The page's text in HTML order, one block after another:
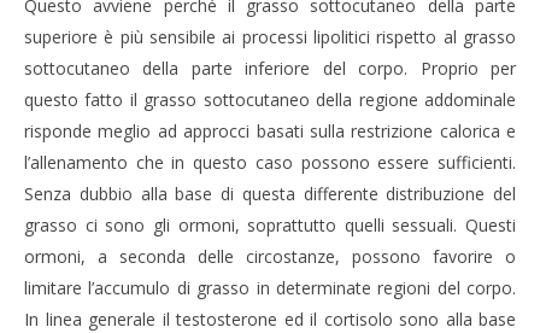
IL POTERE DELLA BELLEZZA SULLA LONGEVITÀ
11
Giugno
Massimo
Spattini
Questo avviene perché il grasso sottocutaneo della parte
superiore è più sensibile ai processi lipolitici rispetto al grasso
sottocutaneo della parte inferiore del corpo. Proprio per
questo fatto il grasso sottocutaneo della regione addominale
risponde meglio ad approcci basati sulla restrizione calorica e
l’allenamento che in questo caso possono essere sufficienti.
Senza dubbio alla base di questa differente distribuzione del
grasso ci sono gli ormoni, soprattutto quelli sessuali. Questi
ormoni, a seconda delle circostanze, possono favorire o
limitare l’accumulo di grasso in determinate regioni del corpo.
In linea generale il testosterone ed il cortisolo sono alla base